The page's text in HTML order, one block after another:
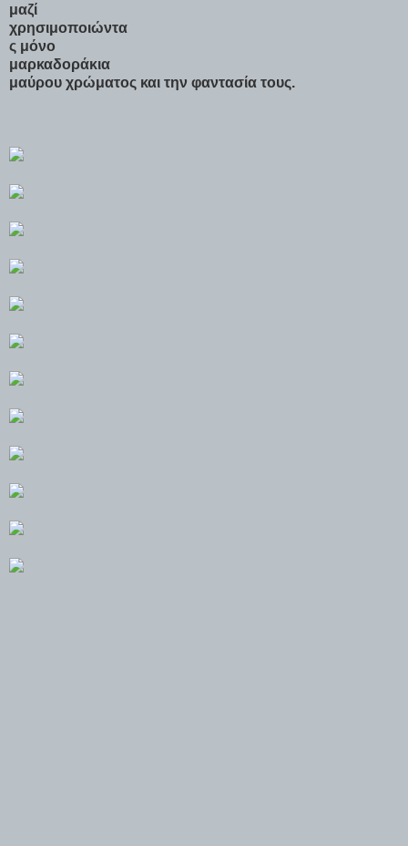
μαζί
χρησιμοποιώντα
ς μόνο
μαρκαδοράκια
μαύρου χρώματος και την φαντασία τους.